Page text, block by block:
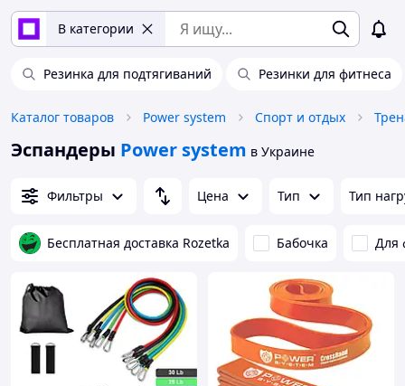
В категории
Резинка для подтягиваний Резинки для фитнеса
Каталог товаров Power system Спорт и отдых
Эспандеры Power system в Украине
Фильтры Цена Тип Тип
Бесплатная доставка Rozetka Бабочка Для